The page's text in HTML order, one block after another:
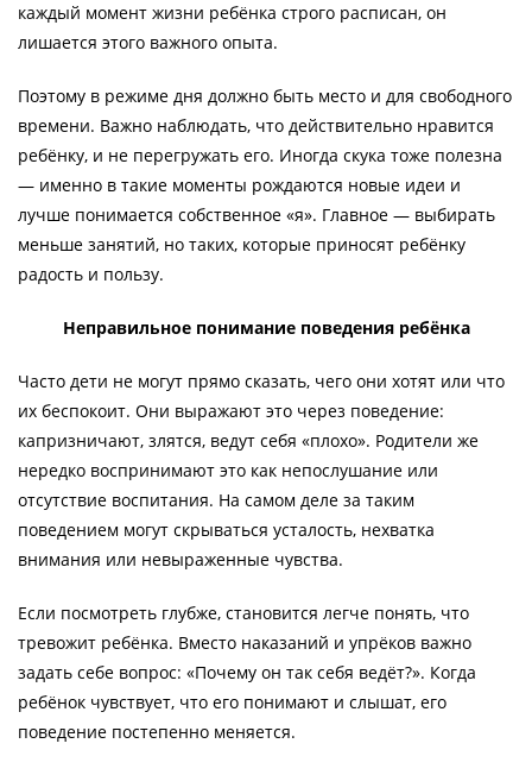
каждый момент жизни ребёнка строго расписан, он
лишается этого важного опыта.
Поэтому в режиме дня должно быть место и для свободного
времени. Важно наблюдать, что действительно нравится
ребёнку, и не перегружать его. Иногда скука тоже полезна
— именно в такие моменты рождаются новые идеи и
лучше понимается собственное «я». Главное — выбирать
меньше занятий, но таких, которые приносят ребёнку
радость и пользу.
Неправильное понимание поведения ребёнка
Часто дети не могут прямо сказать, чего они хотят или что
их беспокоит. Они выражают это через поведение:
капризничают, злятся, ведут себя «плохо». Родители же
нередко воспринимают это как непослушание или
отсутствие воспитания. На самом деле за таким
поведением могут скрываться усталость, нехватка
внимания или невыраженные чувства.
Если посмотреть глубже, становится легче понять, что
тревожит ребёнка. Вместо наказаний и упрёков важно
задать себе вопрос: «Почему он так себя ведёт?». Когда
ребёнок чувствует, что его понимают и слышат, его
поведение постепенно меняется.